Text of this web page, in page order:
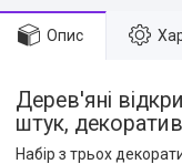
Опис
Дерев'яні
штук,
Набір з трьох